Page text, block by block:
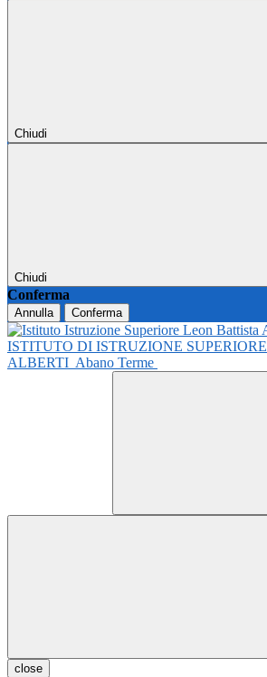
Chiudi
Chiudi
Conferma
Annulla Conferma
ISTITUTO DI ISTRUZIONE SUPERIORE
ALBERTI Abano Terme
close